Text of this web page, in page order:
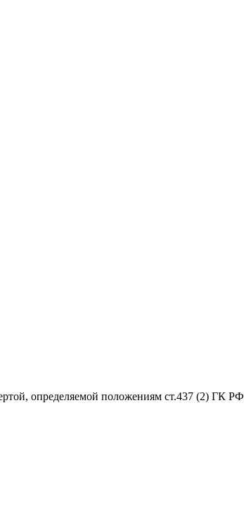
определяемой положениям ст.437 (2) ГК РФ